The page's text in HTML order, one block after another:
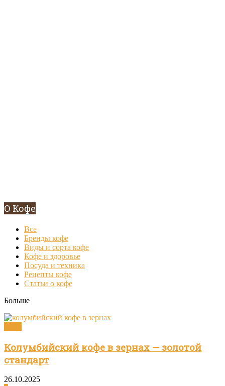
О Кофе
Все
Бренды кофе
Виды и сорта кофе
Кофе и здоровье
Посуда и техника
Рецепты кофе
Статьи о кофе
Больше
Колумбийский кофе в зернах — золотой
стандарт
26.10.2025